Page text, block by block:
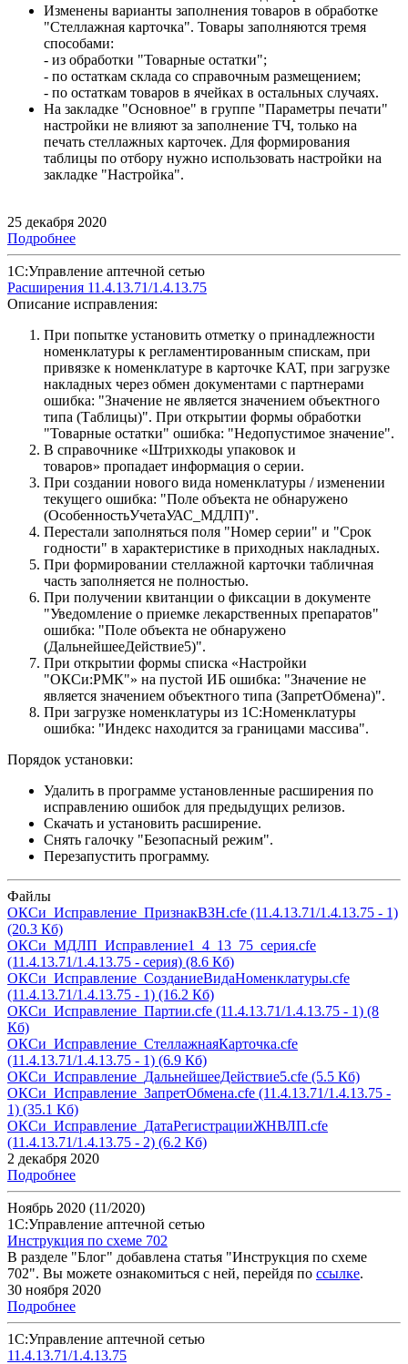
Изменены варианты заполнения товаров в обработке
"Стеллажная карточка". Товары заполняются тремя
способами:
- из обработки "Товарные остатки";
- по остаткам склада со справочным размещением;
- по остаткам товаров в ячейках в остальных случаях.
На закладке "Основное" в группе "Параметры печати"
настройки не влияют за заполнение ТЧ, только на
печать стеллажных карточек. Для формирования
таблицы по отбору нужно использовать настройки на
закладке "Настройка".
25 декабря 2020
Подробнее
1С:Управление аптечной сетью
Расширения 11.4.13.71/1.4.13.75
Описание исправления:
При попытке установить отметку о принадлежности
номенклатуры к регламентированным спискам, при
привязке к номенклатуре в карточке КАТ, при загрузке
накладных через обмен документами с партнерами
ошибка: "Значение не является значением объектного
типа (Таблицы)". При открытии формы обработки
"Товарные остатки" ошибка: "Недопустимое значение".
В справочнике «Штрихкоды упаковок и
товаров» пропадает информация о серии.
При создании нового вида номенклатуры / изменении
текущего ошибка: "Поле объекта не обнаружено
(ОсобенностьУчетаУАС_МДЛП)".
Перестали заполняться поля "Номер серии" и "Срок
годности" в характеристике в приходных накладных.
При формировании стеллажной карточки табличная
часть заполняется не полностью.
При получении квитанции о фиксации в документе
"Уведомление о приемке лекарственных препаратов"
ошибка: "Поле объекта не обнаружено
(ДальнейшееДействие5)".
При открытии формы списка «Настройки
"ОКСи:РМК"» на пустой ИБ ошибка: "Значение не
является значением объектного типа (ЗапретОбмена)".
При загрузке номенклатуры из 1С:Номенклатуры
ошибка: "Индекс находится за границами массива".
Порядок установки:
Удалить в программе установленные расширения по
исправлению ошибок для предыдущих релизов.
Скачать и установить расширение.
Снять галочку "Безопасный режим".
Перезапустить программу.
Файлы
ОКСи_Исправление_ПризнакВЗН.cfe (11.4.13.71/1.4.13.75 - 1)
(20.3 Кб)
ОКСи_МДЛП_Исправление1_4_13_75_серия.cfe
(11.4.13.71/1.4.13.75 - серия) (8.6 Кб)
ОКСи_Исправление_СозданиеВидаНоменклатуры.cfe
(11.4.13.71/1.4.13.75 - 1) (16.2 Кб)
ОКСи_Исправление_Партии.cfe (11.4.13.71/1.4.13.75 - 1) (8
Кб)
ОКСи_Исправление_СтеллажнаяКарточка.cfe
(11.4.13.71/1.4.13.75 - 1) (6.9 Кб)
ОКСи_Исправление_ДальнейшееДействие5.cfe (5.5 Кб)
ОКСи_Исправление_ЗапретОбмена.cfe (11.4.13.71/1.4.13.75 -
1) (35.1 Кб)
ОКСи_Исправление_ДатаРегистрацииЖНВЛП.cfe
(11.4.13.71/1.4.13.75 - 2) (6.2 Кб)
2 декабря 2020
Подробнее
Ноябрь 2020 (11/2020)
1С:Управление аптечной сетью
Инструкция по схеме 702
В разделе "Блог" добавлена статья "Инструкция по схеме
702". Вы можете ознакомиться с ней, перейдя по ссылке.
30 ноября 2020
Подробнее
1С:Управление аптечной сетью
11.4.13.71/1.4.13.75